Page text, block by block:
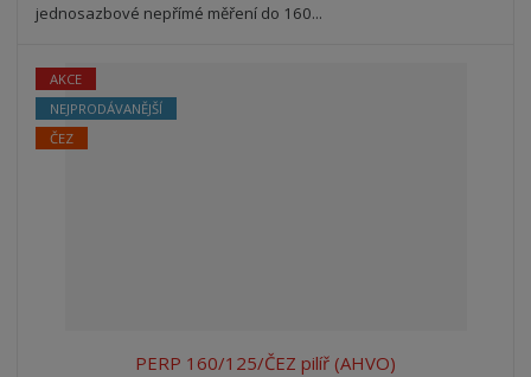
jednosazbové nepřímé měření do 160...
AKCE
NEJPRODÁVANĚJŠÍ
ČEZ
PERP 160/125/ČEZ pilíř (AHVO)